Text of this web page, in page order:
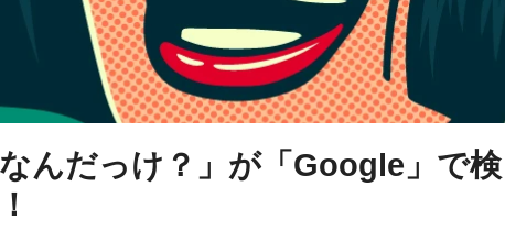
なんだっけ？」が「Google」で検